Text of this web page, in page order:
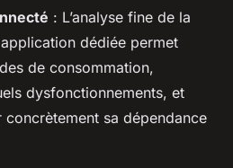
: L’analyse fine de la
dédiée permet
de consommation,
dysfonctionnements, et
concrètement sa dépendance